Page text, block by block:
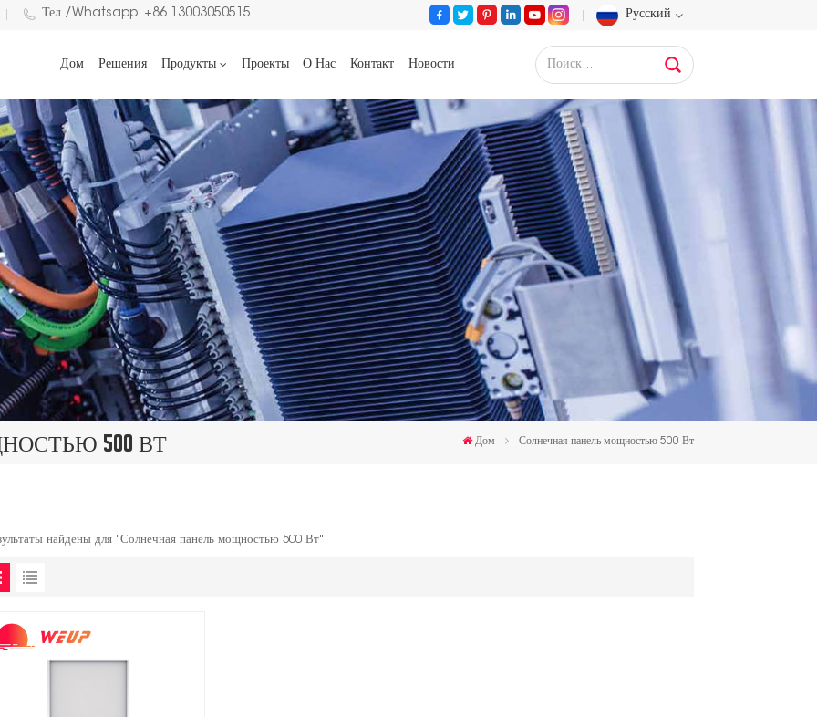
Тел./Whatsapp: +86 13003050515 Русский
English
Français
Deutsch
Русский
Español
Português
日语
한국인
Дом Решения Продукты Проекты О Нас Контакт Новости
500 ВТ Дом Солнечная панель мощностью 500 Вт
найдены для "Солнечная панель мощностью 500 Вт"